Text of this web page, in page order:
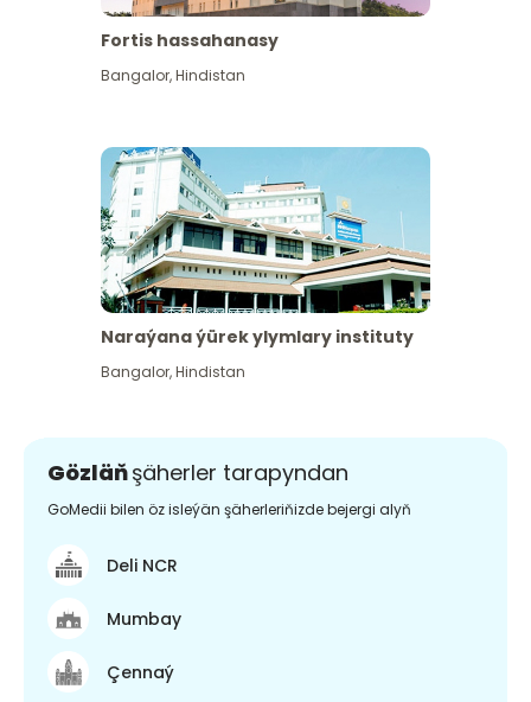
Fortis hassahanasy
Bangalor,Hindistan
Naraýana ýürek ylymlary instituty
Bangalor,Hindistan
Gözläňşäherler tarapyndan
GoMedii bilen öz isleýän şäherleriňizde bejergi alyň
Deli NCR
Mumbay
Çennaý